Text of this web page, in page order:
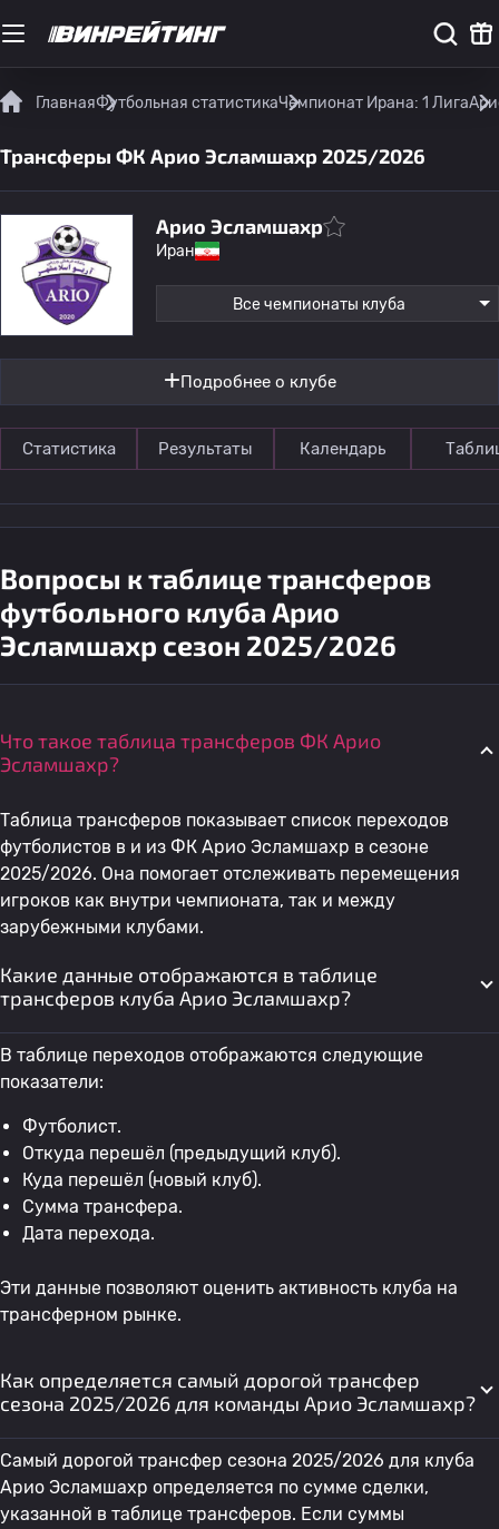
ГлавнаяФутбольная статистикаЧемпионат Ирана: 1 Лига
Трансферы ФК Арио Эсламшахр 2025/2026
Арио Эсламшахр
Иран
Все чемпионаты клуба
Подробнее о клубе
Статистика Результаты Календарь
Вопросы к таблице трансферов
футбольного клуба Арио
Эсламшахр сезон 2025/2026
Что такое таблица трансферов ФК Арио
Эсламшахр?
Таблица трансферов показывает список переходов
футболистов в и из ФК Арио Эсламшахр в сезоне
2025/2026. Она помогает отслеживать перемещения
игроков как внутри чемпионата, так и между
зарубежными клубами.
Какие данные отображаются в таблице
трансферов клуба Арио Эсламшахр?
В таблице переходов отображаются следующие
показатели:
Футболист.
Откуда перешёл (предыдущий клуб).
Куда перешёл (новый клуб).
Сумма трансфера.
Дата перехода.
Эти данные позволяют оценить активность клуба на
трансферном рынке.
Как определяется самый дорогой трансфер
сезона 2025/2026 для команды Арио Эсламшахр?
Самый дорогой трансфер сезона 2025/2026 для клуба
Арио Эсламшахр определяется по сумме сделки,
указанной в таблице трансферов. Если суммы